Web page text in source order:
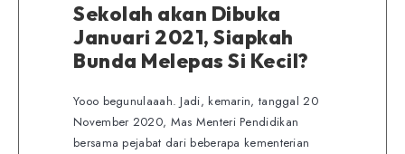
Sekolah akan Dibuka
Januari 2021, Siapkah
Bunda Melepas Si Kecil?
Yooo begunulaaah. Jadi, kemarin, tanggal 20
November 2020, Mas Menteri Pendidikan
bersama pejabat dari beberapa kementerian